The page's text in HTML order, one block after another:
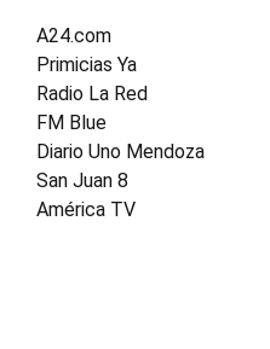
A24.com
Primicias Ya
Radio La Red
FM Blue
Diario Uno Mendoza
San Juan 8
América TV